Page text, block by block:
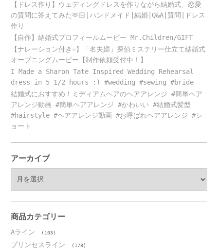
【ドレス作り】ウェディングドレスを作りながら結婚式、恋愛
の質問に答えてみた🫶🏻|ハンドメイド|結婚|Q&A|質問|ドレス
作り
【自作】結婚式プロフィールムービー Mr.Children/GIFT
【ナレーション付き☆】「名夫婦」探偵ミステリー仕立て結婚式
オープニングムービー【制作依頼受付中！】
I Made a Sharon Tate Inspired Wedding Rehearsal
dress in 5 1/2 hours :) #wedding #sewing #bride
結婚式におすすめ！ミディアムヘアのヘアアレンジ #簡単ヘア
アレンジ動画 #簡単ヘアアレンジ #かわいい #結婚式髪型
#hairstyle #ヘアアレンジ動画 #お呼ばれヘアアレンジ #シ
ョート
アーカイブ
ブ
商品カテゴリー
Aライン (103)
プリンセスライン (178)